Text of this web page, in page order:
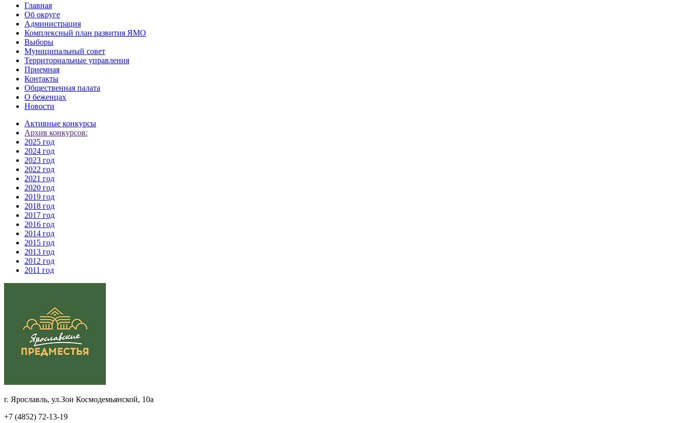
Главная
Об округе
Администрация
Комплексный план развития ЯМО
Выборы
Муниципальный совет
Территориальные управления
Приемная
Контакты
Общественная палата
О беженцах
Новости
Активные конкурсы
Архив конкурсов:
2025 год
2024 год
2023 год
2022 год
2021 год
2020 год
2019 год
2018 год
2017 год
2016 год
2014 год
2015 год
2013 год
2012 год
2011 год
г. Ярославль, ул.Зои Космодемьянской, 10а
+7 (4852) 72-13-19